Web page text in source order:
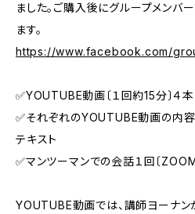
ました。ご購入後にグループメンバ
ます。
https://www.facebook.com/
✅YOUTUBE動画〔１回約15分〕４本
✅それぞれのYOUTUBE動画の内
テキスト
✅マンツーマンでの会話１回〔
YOUTUBE動画では、講師ヨーナ